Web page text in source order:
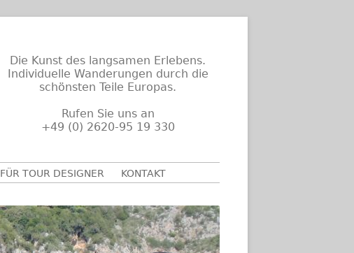
Die Kunst des langsamen Erlebens.
Individuelle Wanderungen durch die
schönsten Teile Europas.
Rufen Sie uns an
+49 (0) 2620-95 19 330
FÜR TOUR DESIGNER KONTAKT